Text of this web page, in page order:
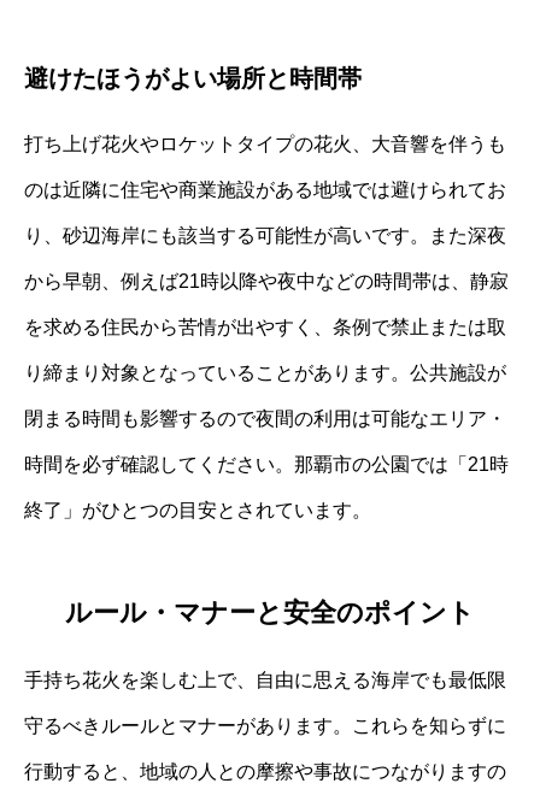
避けたほうがよい場所と時間帯
打ち上げ花火やロケットタイプの花火、大音響を伴うも
のは近隣に住宅や商業施設がある地域では避けられてお
り、砂辺海岸にも該当する可能性が高いです。また深夜
から早朝、例えば21時以降や夜中などの時間帯は、静寂
を求める住民から苦情が出やすく、条例で禁止または取
り締まり対象となっていることがあります。公共施設が
閉まる時間も影響するので夜間の利用は可能なエリア・
時間を必ず確認してください。那覇市の公園では「21時
終了」がひとつの目安とされています。
ルール・マナーと安全のポイント
手持ち花火を楽しむ上で、自由に思える海岸でも最低限
守るべきルールとマナーがあります。これらを知らずに
行動すると、地域の人との摩擦や事故につながりますの